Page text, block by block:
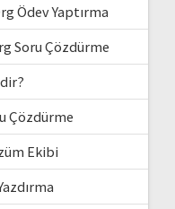
Ödev Yaptırma
Soru Çözdürme
Çözdürme
Ekibi